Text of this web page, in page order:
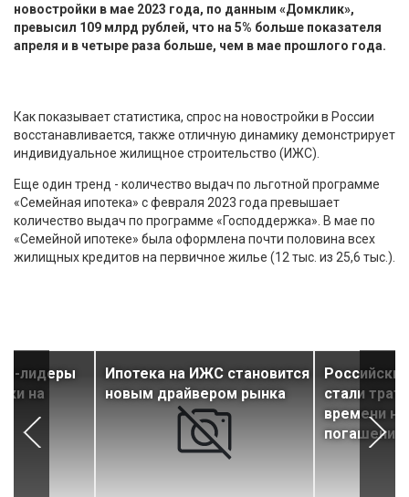
новостройки в мае 2023 года, по данным «Домклик»,
превысил 109 млрд рублей, что на 5% больше показателя
апреля и в четыре раза больше, чем в мае прошлого года.
Как показывает статистика, спрос на новостройки в России
восстанавливается, также отличную динамику демонстрирует
индивидуальное жилищное строительство (ИЖС).
Еще один тренд - количество выдач по льготной программе
«Семейная ипотека» с февраля 2023 года превышает
количество выдач по программе «Господдержка». В мае по
«Семейной ипотеке» была оформлена почти половина всех
жилищных кредитов на первичное жилье (12 тыс. из 25,6 тыс.).
лидеры
на
Ипотека на ИЖС становится
новым драйвером рынка
стали
времени
погашение